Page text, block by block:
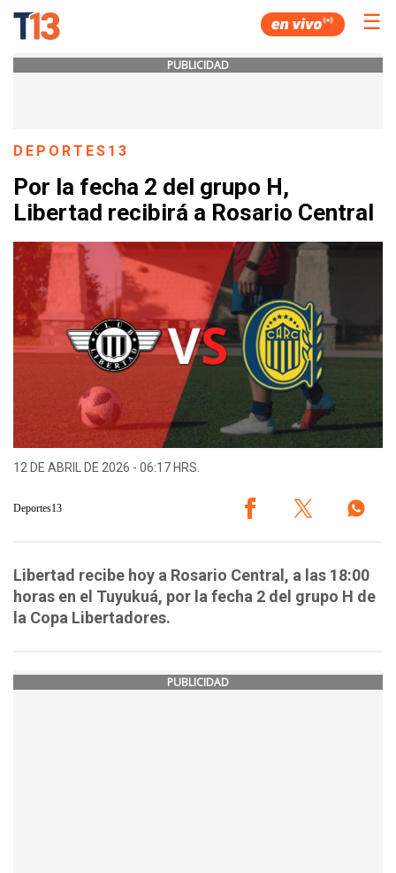
☰
PUBLICIDAD
DEPORTES13
Por la fecha 2 del grupo H,
Libertad recibirá a Rosario Central
12 DE ABRIL DE 2026 - 06:17 HRS.
Deportes13
Libertad recibe hoy a Rosario Central, a las 18:00
horas en el Tuyukuá, por la fecha 2 del grupo H de
la Copa Libertadores.
PUBLICIDAD